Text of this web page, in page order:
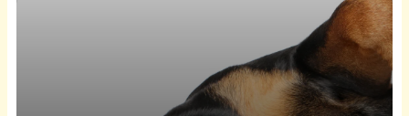
(et pourquoi ça compte pour votre